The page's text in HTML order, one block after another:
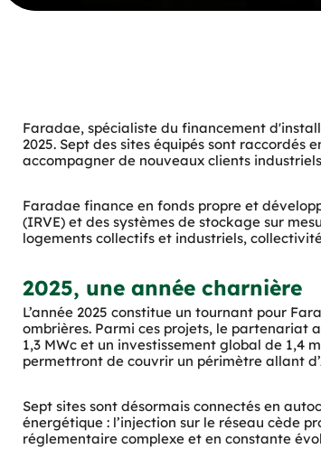
Faradae, spécialiste du financement
2025. Sept des sites équipés sont raccordés
accompagner de nouveaux clients
Faradae finance en fonds propre et
(IRVE) et des systèmes de stockage sur
logements collectifs et industriels,
2025, une année charnière
L’année 2025 constitue un tournant pour
ombrières. Parmi ces projets, le partenariat
1,3 MWc et un investissement global de 1,4
permettront de couvrir un périmètre allant
Sept sites sont désormais connectés en
énergétique : l’injection sur le réseau cède
réglementaire complexe et en constante